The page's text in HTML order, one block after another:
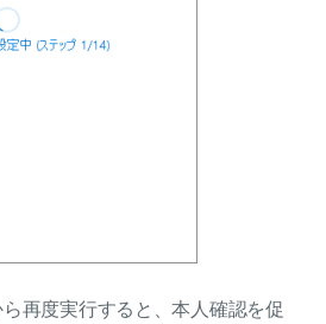
再度実行すると、本人確認を促